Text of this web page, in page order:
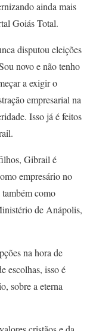
ainda mais
Goiás Total.
disputou eleições
novo e não tenho
a exigir o
empresarial na
Isso já é feitos
Gibrail é
empresário no
como
de Anápolis,
na hora de
escolhas, isso é
sobre a eterna